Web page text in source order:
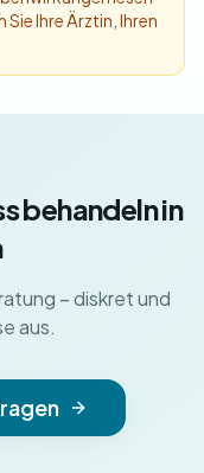
Ihre Ärztin, Ihren
behandeln in
– diskret und
aus.